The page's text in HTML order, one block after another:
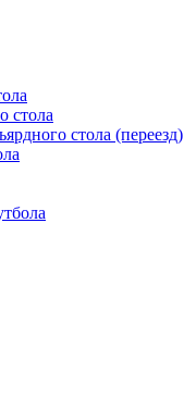
стола
стола (переезд)